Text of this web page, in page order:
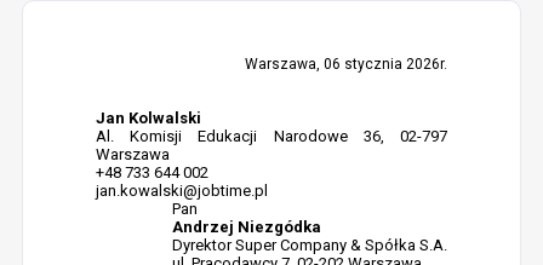
Warszawa, 06 stycznia 2026r.
Jan Kolwalski
Al. Komisji Edukacji Narodowe 36, 02-797
Warszawa
+48 733 644 002
jan.kowalski@jobtime.pl
Pan
Andrzej Niezgódka
Dyrektor Super Company & Spółka S.A.